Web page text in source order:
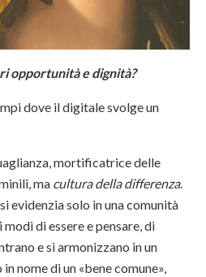
opportunità e dignità?
dove il digitale svolge un
mortificatrice delle
ma cultura della differenza.
evidenzia solo in una comunità
di essere e pensare, di
e si armonizzano in un
nome di un «bene comune»,